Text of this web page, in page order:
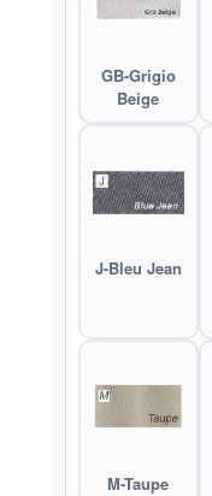
GB-Grigio
Beige
J-Bleu Jean
M-Taupe